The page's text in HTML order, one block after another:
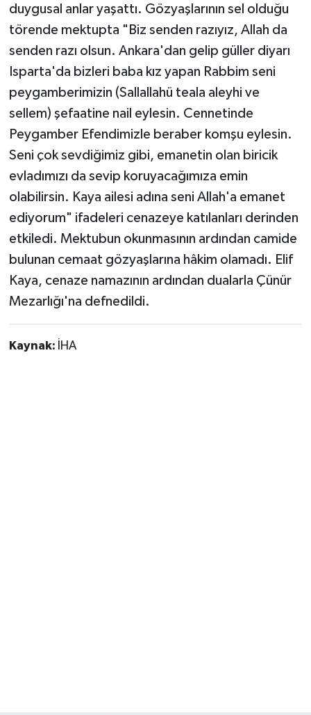
duygusal anlar yaşattı. Gözyaşlarının sel olduğu
törende mektupta "Biz senden razıyız, Allah da
senden razı olsun. Ankara'dan gelip güller diyarı
Isparta'da bizleri baba kız yapan Rabbim seni
peygamberimizin (Sallallahü teala aleyhi ve
sellem) şefaatine nail eylesin. Cennetinde
Peygamber Efendimizle beraber komşu eylesin.
Seni çok sevdiğimiz gibi, emanetin olan biricik
evladımızı da sevip koruyacağımıza emin
olabilirsin. Kaya ailesi adına seni Allah'a emanet
ediyorum" ifadeleri cenazeye katılanları derinden
etkiledi. Mektubun okunmasının ardından camide
bulunan cemaat gözyaşlarına hâkim olamadı. Elif
Kaya, cenaze namazının ardından dualarla Çünür
Mezarlığı'na defnedildi.
Kaynak: İHA